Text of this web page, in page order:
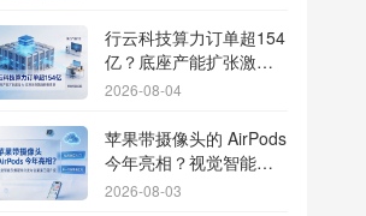
行云科技算力订单超154
亿？底座产能扩张激活
AI应用多终端流转新周
2026-08-04
苹果带摄像头的 AirPods
今年亮相？视觉智能引
爆硬件分发与全渠道归
2026-08-03